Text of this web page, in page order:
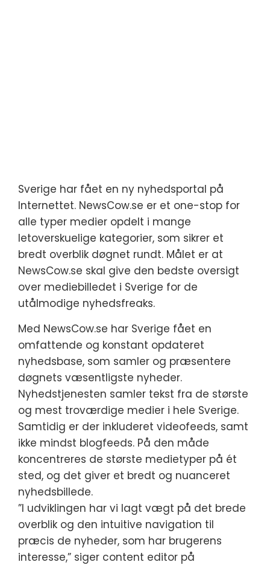
Sverige har fået en ny nyhedsportal på
Internettet. NewsCow.se er et one-stop for
alle typer medier opdelt i mange
letoverskuelige kategorier, som sikrer et
bredt overblik døgnet rundt. Målet er at
NewsCow.se skal give den bedste oversigt
over mediebilledet i Sverige for de
utålmodige nyhedsfreaks.
Med NewsCow.se har Sverige fået en
omfattende og konstant opdateret
nyhedsbase, som samler og præsentere
døgnets væsentligste nyheder.
Nyhedstjenesten samler tekst fra de største
og mest troværdige medier i hele Sverige.
Samtidig er der inkluderet videofeeds, samt
ikke mindst blogfeeds. På den måde
koncentreres de største medietyper på ét
sted, og det giver et bredt og nuanceret
nyhedsbillede.
”I udviklingen har vi lagt vægt på det brede
overblik og den intuitive navigation til
præcis de nyheder, som har brugerens
interesse,” siger content editor på